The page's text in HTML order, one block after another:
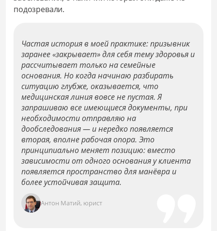
подозревали.
Частая история в моей практике: призывник
заранее «закрывает» для себя тему здоровья и
рассчитывает только на семейные
основания. Но когда начинаю разбирать
ситуацию глубже, оказывается, что
медицинская линия вовсе не пустая. Я
запрашиваю все имеющиеся документы, при
необходимости отправляю на
дообследования — и нередко появляется
вторая, вполне рабочая опора. Это
принципиально меняет позицию: вместо
зависимости от одного основания у клиента
появляется пространство для манёвра и
более устойчивая защита.
Антон Матий, юрист